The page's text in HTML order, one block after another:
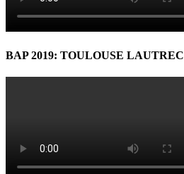
BAP 2019: TOULOUSE LAUTREC